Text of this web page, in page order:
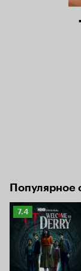
Популярное
Рейтинг
Кинопоиска
7.4
7.4